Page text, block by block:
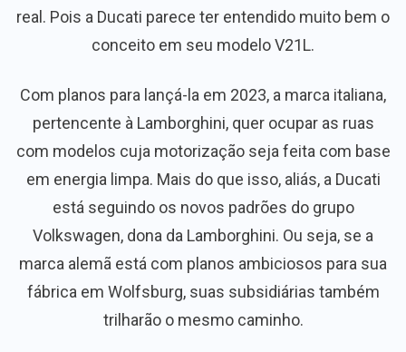
real. Pois a Ducati parece ter entendido muito bem o
conceito em seu modelo V21L.
Com planos para lançá-la em 2023, a marca italiana,
pertencente à Lamborghini, quer ocupar as ruas
com modelos cuja motorização seja feita com base
em energia limpa. Mais do que isso, aliás, a Ducati
está seguindo os novos padrões do grupo
Volkswagen, dona da Lamborghini. Ou seja, se a
marca alemã está com planos ambiciosos para sua
fábrica em Wolfsburg, suas subsidiárias também
trilharão o mesmo caminho.